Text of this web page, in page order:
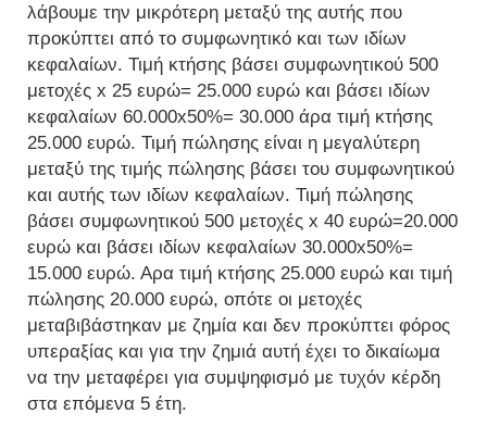
λάβουμε την μικρότερη μεταξύ της αυτής που
προκύπτει από το συμφωνητικό και των ιδίων
κεφαλαίων. Τιμή κτήσης βάσει συμφωνητικού 500
μετοχές x 25 ευρώ= 25.000 ευρώ και βάσει ιδίων
κεφαλαίων 60.000x50%= 30.000 άρα τιμή κτήσης
25.000 ευρώ. Τιμή πώλησης είναι η μεγαλύτερη
μεταξύ της τιμής πώλησης βάσει του συμφωνητικού
και αυτής των ιδίων κεφαλαίων. Τιμή πώλησης
βάσει συμφωνητικού 500 μετοχές x 40 ευρώ=20.000
ευρώ και βάσει ιδίων κεφαλαίων 30.000x50%=
15.000 ευρώ. Αρα τιμή κτήσης 25.000 ευρώ και τιμή
πώλησης 20.000 ευρώ, οπότε οι μετοχές
μεταβιβάστηκαν με ζημία και δεν προκύπτει φόρος
υπεραξίας και για την ζημιά αυτή έχει το δικαίωμα
να την μεταφέρει για συμψηφισμό με τυχόν κέρδη
στα επόμενα 5 έτη.